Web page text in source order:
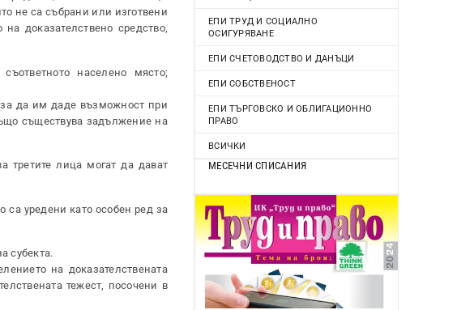
не са събрани или изготвени
доказателствено средство,
населено място;
да им даде възможност при
съществува задължение на
третите лица могат да дават
са уредени като особен ред за
субекта.
на доказателствената
тежест, посочени в
ЕПИ ТРУД И СОЦИАЛНО
ОСИГУРЯВАНЕ
ЕПИ СЧЕТОВОДСТВО И ДАНЪЦИ
ЕПИ СОБСТВЕНОСТ
ЕПИ ТЪРГОВСКО И ОБЛИГАЦИОННО
ПРАВО
ВСИЧКИ
МЕСЕЧНИ СПИСАНИЯ